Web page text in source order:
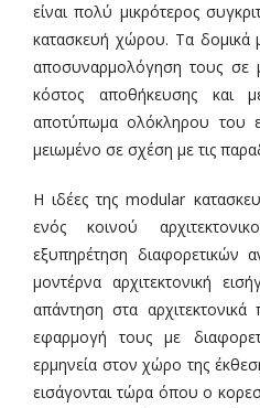
είναι πολύ μικρότερος
κατασκευή χώρου. Τα δομικά
αποσυναρμολόγηση τους σε
κόστος αποθήκευσης και
αποτύπωμα ολόκληρου του
μειωμένο σε σχέση με τις
Η ιδέες της modular
ενός κοινού
εξυπηρέτηση διαφορετικών
μοντέρνα αρχιτεκτονική
απάντηση στα
εφαρμογή τους με
ερμηνεία στον χώρο της
εισάγονται τώρα όπου ο